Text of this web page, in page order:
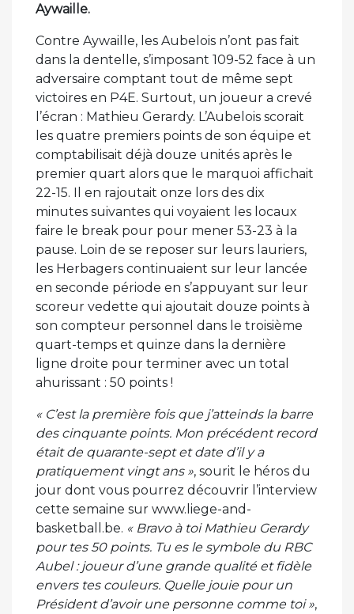
Aywaille.
Contre Aywaille, les Aubelois n’ont pas fait
dans la dentelle, s’imposant 109-52 face à un
adversaire comptant tout de même sept
victoires en P4E. Surtout, un joueur a crevé
l’écran : Mathieu Gerardy. L’Aubelois scorait
les quatre premiers points de son équipe et
comptabilisait déjà douze unités après le
premier quart alors que le marquoi affichait
22-15. Il en rajoutait onze lors des dix
minutes suivantes qui voyaient les locaux
faire le break pour pour mener 53-23 à la
pause. Loin de se reposer sur leurs lauriers,
les Herbagers continuaient sur leur lancée
en seconde période en s’appuyant sur leur
scoreur vedette qui ajoutait douze points à
son compteur personnel dans le troisième
quart-temps et quinze dans la dernière
ligne droite pour terminer avec un total
ahurissant : 50 points !
« C’est la première fois que j’atteinds la barre
des cinquante points. Mon précédent record
était de quarante-sept et date d’il y a
pratiquement vingt ans », sourit le héros du
jour dont vous pourrez découvrir l’interview
cette semaine sur www.liege-and-
basketball.be. « Bravo à toi Mathieu Gerardy
pour tes 50 points. Tu es le symbole du RBC
Aubel : joueur d’une grande qualité et fidèle
envers tes couleurs. Quelle jouie pour un
Président d’avoir une personne comme toi »,